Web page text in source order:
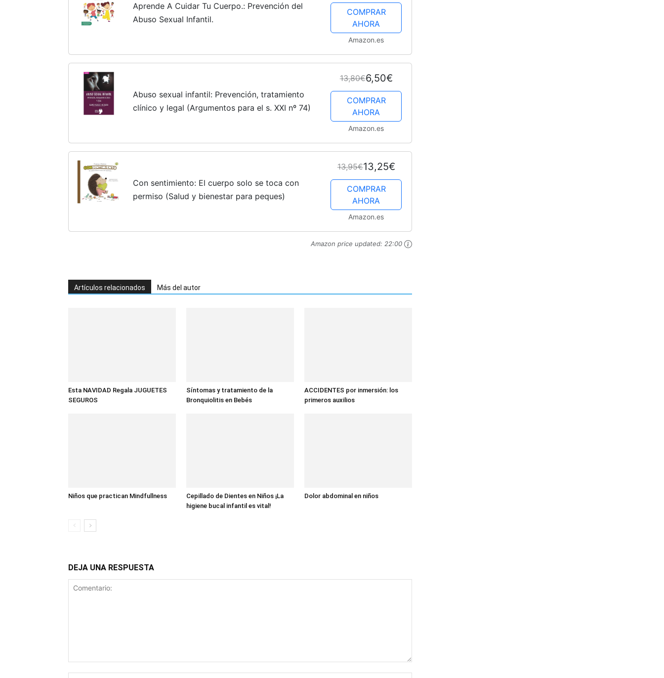
Aprende A Cuidar Tu Cuerpo.: Prevención del
Abuso Sexual Infantil.
COMPRAR
AHORA
Amazon.es
Abuso sexual infantil: Prevención, tratamiento
clínico y legal (Argumentos para el s. XXI nº 74)
13,80€6,50€
COMPRAR
AHORA
Amazon.es
Con sentimiento: El cuerpo solo se toca con
permiso (Salud y bienestar para peques)
13,95€13,25€
COMPRAR
AHORA
Amazon.es
Amazon price updated: 22:00
Artículos relacionados Más del autor
Esta NAVIDAD Regala JUGUETES
SEGUROS
Síntomas y tratamiento de la
Bronquiolitis en Bebés
ACCIDENTES por inmersión: los
primeros auxilios
Niños que practican Mindfullness
Cepillado de Dientes en Niños ¡La
higiene bucal infantil es vital!
Dolor abdominal en niños
DEJA UNA RESPUESTA